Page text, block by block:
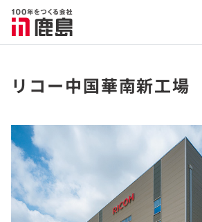
リコー中国華南新工場